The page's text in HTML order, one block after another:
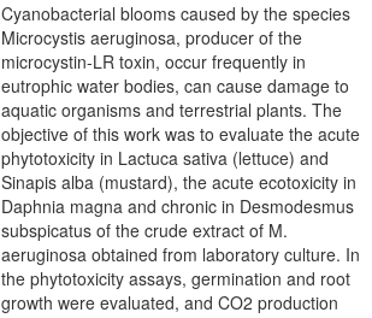
Cyanobacterial blooms caused by the species
Microcystis aeruginosa, producer of the
microcystin-LR toxin, occur frequently in
eutrophic water bodies, can cause damage to
aquatic organisms and terrestrial plants. The
objective of this work was to evaluate the acute
phytotoxicity in Lactuca sativa (lettuce) and
Sinapis alba (mustard), the acute ecotoxicity in
Daphnia magna and chronic in Desmodesmus
subspicatus of the crude extract of M.
aeruginosa obtained from laboratory culture. In
the phytotoxicity assays, germination and root
growth were evaluated, and CO2 production